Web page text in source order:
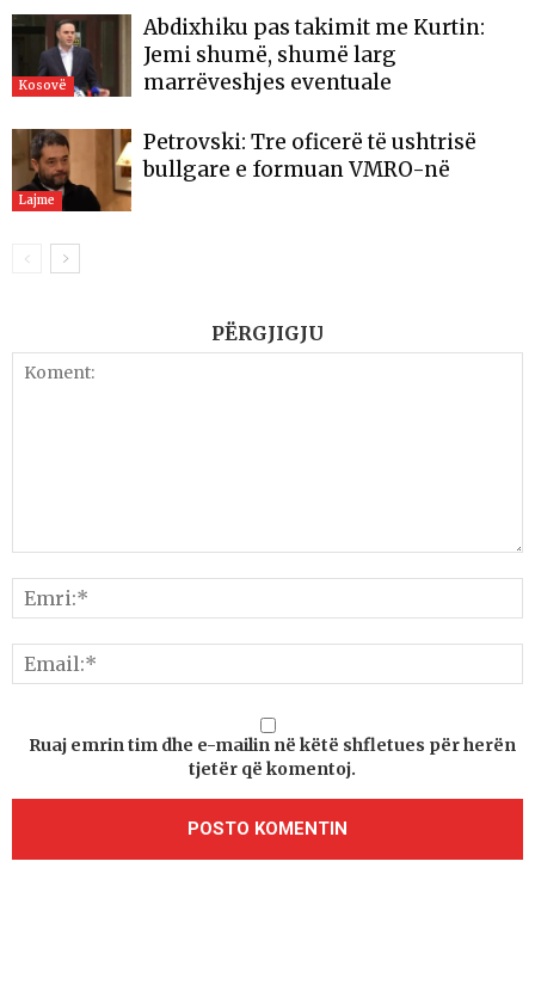
Kosovë
Abdixhiku pas takimit me Kurtin:
Jemi shumë, shumë larg
marrëveshjes eventuale
Lajme
Petrovski: Tre oficerë të ushtrisë
bullgare e formuan VMRO-në
PËRGJIGJU
Ruaj emrin tim dhe e-mailin në këtë shfletues për herën
tjetër që komentoj.